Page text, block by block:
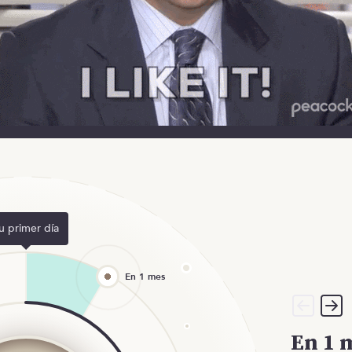
primer día
En 1